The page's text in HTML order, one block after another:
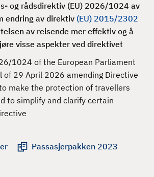
og rådsdirektiv (EU) 2026/1024 av
endring av direktiv (EU) 2015/2302
av reisende mer effektiv og å
visse aspekter ved direktivet
1024 of the European Parliament
of 29 April 2026 amending Directive
make the protection of travellers
to simplify and clarify certain
Passasjerpakken 2023